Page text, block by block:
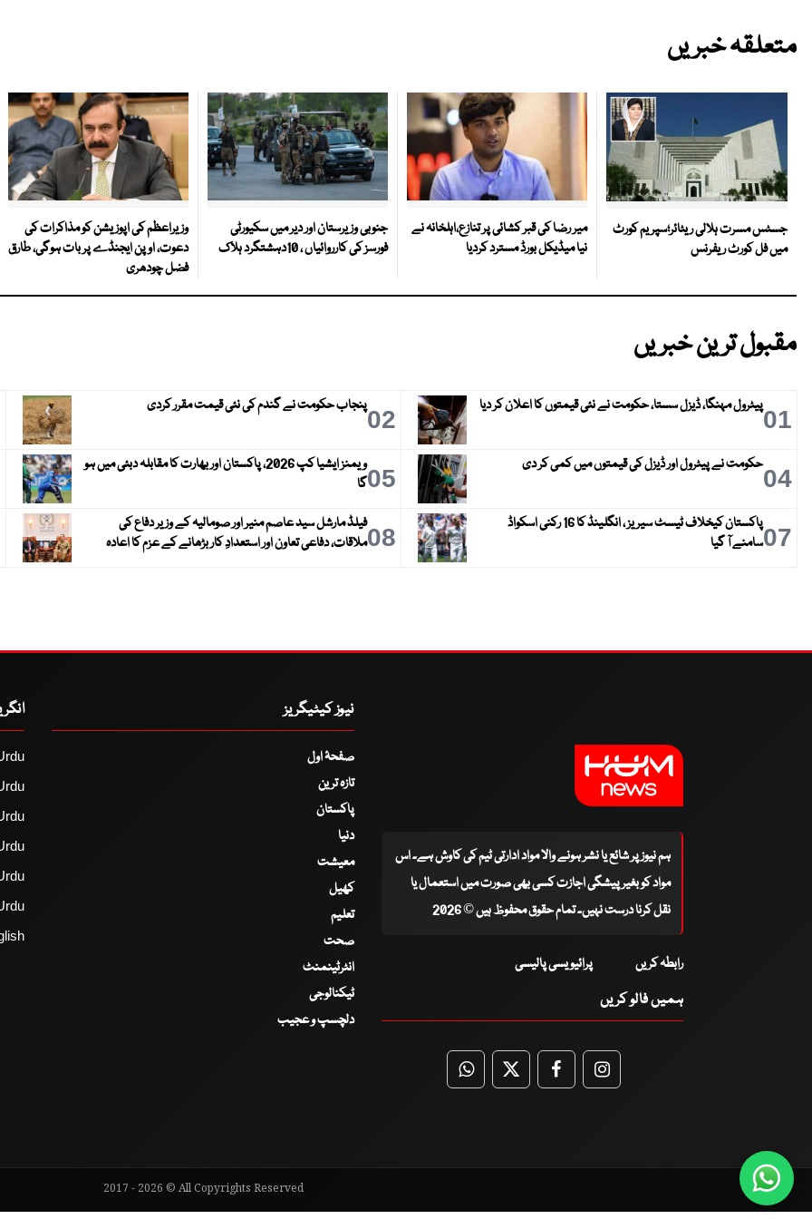
متعلقہ خبریں
جسٹس مسرت ہلالی ریٹائر؛سپریم کورٹ
میں فل کورٹ ریفرنس
میر رضا کی قبر کشائی پر تنازع،اہلخانہ نے
نیا میڈیکل بورڈ مسترد کردیا
جنوبی وزیرستان اور دیر میں سکیورٹی
فورسز کی کارروائیاں ، 10دہشتگرد ہلاک
وزیراعظم کی اپوزیشن کو مذاکرات کی
دعوت، اوپن ایجنڈے پر بات ہوگی، طارق
فضل چودھری
مقبول ترین خبریں
01پیٹرول مہنگا، ڈیزل سستا، حکومت نے نئی قیمتوں کا اعلان کر دیا 02پنجاب حکومت نے گندم کی نئی قیمت مقرر کردی
04حکومت نے پیٹرول اور ڈیزل کی قیمتوں میں کمی کر دی 05
ویمنز ایشیا کپ 2026، پاکستان اور بھارت کا مقابلہ دبئی میں ہو
گا
07
پاکستان کیخلاف ٹیسٹ سیریز ، انگلینڈ کا 16 رکنی اسکواڈ
سامنے آ گیا
08فیلڈ مارشل سید عاصم منیر اور صومالیہ کے وزیر دفاع کی
ملاقات، دفاعی تعاون اور استعدادِ کار بڑھانے کے عزم کا اعادہ
ہم نیوز پر شائع یا نشر ہونے والا مواد ادارتی ٹیم کی کاوش ہے۔ اس
مواد کو بغیر پیشگی اجازت کسی بھی صورت میں استعمال یا
نقل کرنا درست نہیں۔ تمام حقوق محفوظ ہیں © 2026
رابطہ کریں پرائیویسی پالیسی
ہمیں فالو کریں
WhatsApp
TwitterFacebookFacebook
نیوز کیٹیگریز
صفحۂ اول
تازہ ترین
پاکستان
دنیا
معیشت
کھیل
تعلیم
صحت
انٹرٹینمنٹ
ٹیکنالوجی
دلچسپ و عجیب
2017 - 2026 © All Copyrights Reserved